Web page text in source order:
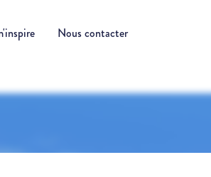
Nous contacter